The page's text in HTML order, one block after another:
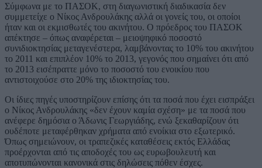
Σύμφωνα με το ΠΑΣΟΚ, στη διαγωνιστική διαδικασία δεν
συμμετείχε ο Νίκος Ανδρουλάκης αλλά οι γονείς του, οι οποίοι
ήταν και οι εκμισθωτές του ακινήτου. Ο πρόεδρος του ΠΑΣΟΚ
απέκτησε – όπως αναφέρεται – μειοψηφικό ποσοστό
συνιδιοκτησίας μεταγενέστερα, λαμβάνοντας το 10% του ακινήτου
το 2011 και επιπλέον 10% το 2013, γεγονός που σημαίνει ότι από
το 2013 εισέπραττε μόνο το ποσοστό του ενοικίου που
αντιστοιχούσε στο 20% της ιδιοκτησίας του.
Οι ίδιες πηγές υποστηρίζουν επίσης ότι τα ποσά που έχει εισπράξει
ο Νίκος Ανδρουλάκης «δεν έχουν καμία σχέση» με τα ποσά που
ανέφερε δημόσια ο Άδωνις Γεωργιάδης, ενώ ξεκαθαρίζουν ότι
ουδέποτε μεταφέρθηκαν χρήματα από ενοίκια στο εξωτερικό.
Όπως σημειώνουν, οι τραπεζικές καταθέσεις εκτός Ελλάδας
προέρχονται από τις αποδοχές του ως ευρωβουλευτή και
αποτυπώνονται κανονικά στις δηλώσεις πόθεν έσχες.